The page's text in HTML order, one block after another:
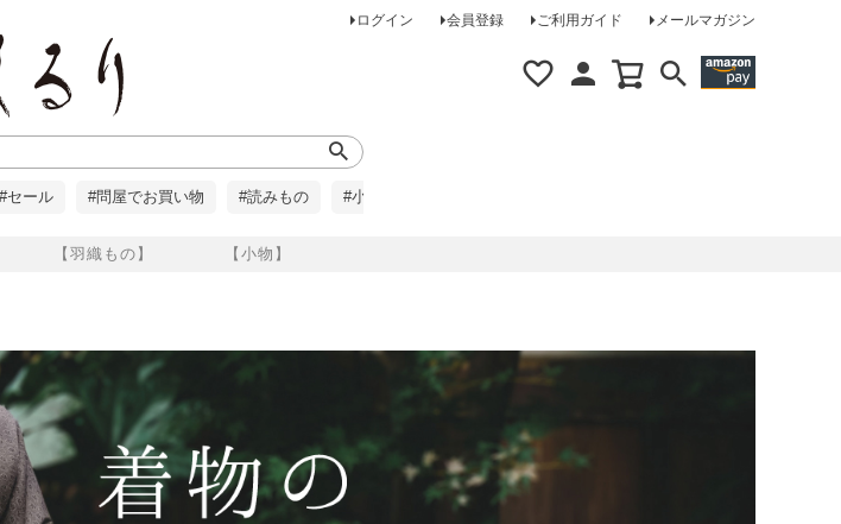
ログイン 会員登録 ご利用ガイド メールマガジン
【羽織もの】 【小物】
#セール #問屋でお買い物 #読みもの #小柄な方に